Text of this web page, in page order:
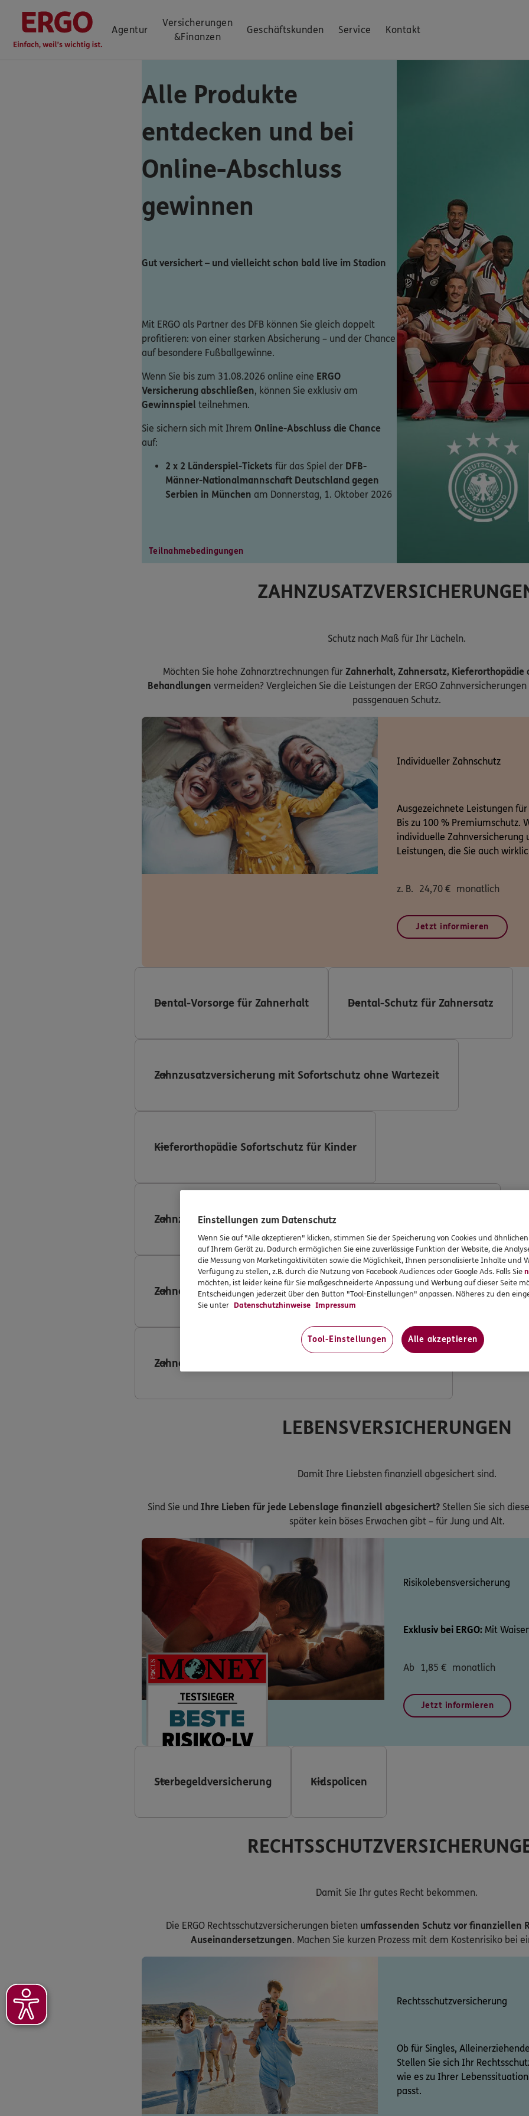
Agentur
Versicherungen
&Finanzen
Geschäftskunden Service Kontakt
Alle Produkte
entdecken und bei
Online-Abschluss
gewinnen
Gut versichert – und vielleicht schon bald live im Stadion
Mit ERGO als Partner des DFB können Sie gleich doppelt
profitieren: von einer starken Absicherung – und der Chance
auf besondere Fußballgewinne.
Wenn Sie bis zum 31.08.2026 online eine ERGO
Versicherung abschließen, können Sie exklusiv am
Gewinnspiel teilnehmen.
Sie sichern sich mit Ihrem Online-Abschluss die Chance
auf:
2 x 2 Länderspiel-Tickets für das Spiel der DFB-
Männer-Nationalmannschaft Deutschland gegen
Serbien in München am Donnerstag, 1. Oktober 2026
Teilnahmebedingungen
Schutz nach Maß für Ihr Lächeln.
Möchten Sie hohe Zahnarztrechnungen für Zahnerhalt, Zahnersatz, Kieferorthopädie
Behandlungen vermeiden? Vergleichen Sie die Leistungen der ERGO
passgenauen Schutz.
Individueller Zahnschutz
Ausgezeichnete Leistungen
Bis zu 100 % Premiumschutz.
individuelle Zahnversicherung
Leistungen, die Sie auch
z. B. 24,70 € monatlich
Jetzt informieren
Dental-Vorsorge für Zahnerhalt Dental-Schutz für Zahnersatz
Zahnzusatzversicherung mit Sofortschutz ohne Wartezeit
Kieferorthopädie Sofortschutz für Kinder
Zahnzusatzversicherung (DKV Deutsche Krankenversicherung AG)
Zahnersatzversicherung mit Implantaten
Zahnersatzversicherung mit verdoppeltem Festzuschuss
LEBENSVERSICHERUNGEN
Damit Ihre Liebsten finanziell abgesichert sind.
Sind Sie und Ihre Lieben für jede Lebenslage finanziell abgesichert? Stellen Sie sich
später kein böses Erwachen gibt – für Jung und Alt.
Risikolebensversicherung
Exklusiv bei ERGO: Mit
Ab 1,85 € monatlich
Jetzt informieren
Sterbegeldversicherung Kidspolicen
Damit Sie Ihr gutes Recht bekommen.
Die ERGO Rechtsschutzversicherungen bieten umfassenden Schutz vor finanziellen
Auseinandersetzungen. Machen Sie kurzen Prozess mit dem Kostenrisiko bei
Rechtsschutzversicherung
Ob für Singles,
Stellen Sie sich Ihr
wie es zu Ihrer
passt.
Einstellungen zum Datenschutz
Wenn Sie auf "Alle akzeptieren" klicken, stimmen Sie der Speicherung von Cookies und
auf Ihrem Gerät zu. Dadurch ermöglichen Sie eine zuverlässige Funktion der Website, die
die Messung von Marketingaktivitäten sowie die Möglichkeit, Ihnen personalisierte Inhalte und
Verfügung zu stellen, z.B. durch die Nutzung von Facebook Audiences oder Google Ads. Falls Sie
möchten, ist leider keine für Sie maßgeschneiderte Anpassung und Werbung auf dieser Seite
Entscheidungen jederzeit über den Button "Tool-Einstellungen" anpassen. Näheres zu den
Sie unter Datenschutzhinweise Impressum
Tool-Einstellungen Alle akzeptieren